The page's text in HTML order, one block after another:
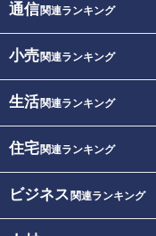
通信関連ランキング
小売関連ランキング
生活関連ランキング
住宅関連ランキング
ビジネス 関連ランキング